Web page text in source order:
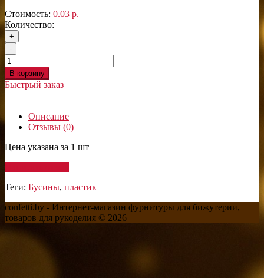
Стоимость: 0.03 р.
Количество:
+
-
В корзину
Быстрый заказ
Описание
Отзывы (0)
Цена указана за 1 шт
Теги: Бусины, пластик
confetti.by - Интернет-магазин фурнитуры для бижутерии,
товаров для рукоделия © 2026